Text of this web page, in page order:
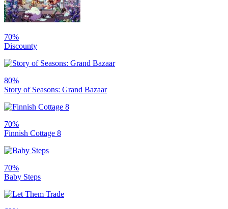
70%
Discounty
80%
Story of Seasons: Grand Bazaar
70%
Finnish Cottage 8
70%
Baby Steps